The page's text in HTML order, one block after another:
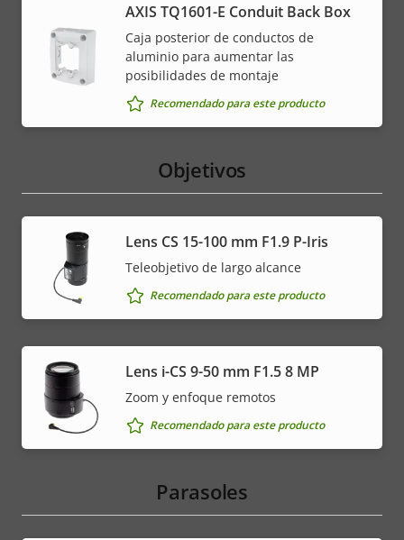
AXIS TQ1601-E Conduit Back Box
Caja posterior de conductos de
aluminio para aumentar las
posibilidades de montaje
Recomendado para este producto
Objetivos
Lens CS 15-100 mm F1.9 P-Iris
Teleobjetivo de largo alcance
Recomendado para este producto
Lens i-CS 9-50 mm F1.5 8 MP
Zoom y enfoque remotos
Recomendado para este producto
Parasoles